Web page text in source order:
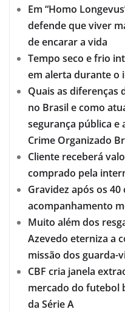
Em “Homo
defende que viver
de encarar a vida
Tempo seco e frio
em alerta durante o
Quais as diferenças
no Brasil e como
segurança pública
Crime Organizado
Cliente receberá
comprado pela
Gravidez após os
acompanhamento
Muito além dos
Azevedo eterniza a
missão dos guarda-
CBF cria janela
mercado do futebol
da Série A